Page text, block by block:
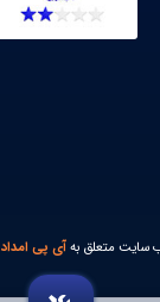
آی پی امداد